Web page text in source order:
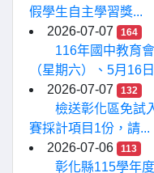
假學生自主學習獎...
2026-07-07
164
116年國中教育
（星期六）、5月16
2026-07-07
132
檢送彰化區免試
賽採計項目1份，請...
2026-07-06
113
彰化縣115學年